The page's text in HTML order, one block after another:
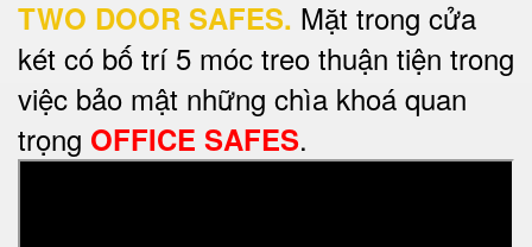
TWO DOOR SAFES. Mặt trong cửa
két có bố trí 5 móc treo thuận tiện trong
việc bảo mật những chìa khoá quan
trọng OFFICE SAFES.